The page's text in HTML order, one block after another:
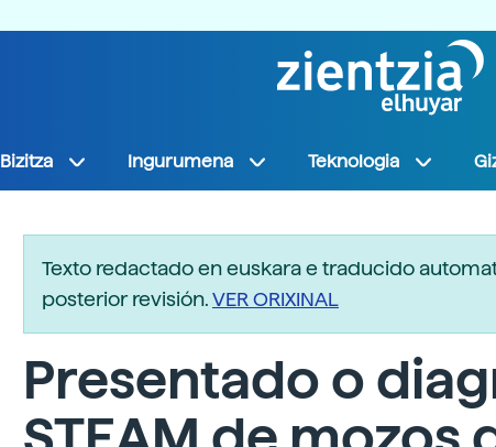
Bizitza Ingurumena Teknologia
Texto redactado en euskara e traducido
posterior revisión.VER ORIXINAL
Presentado o